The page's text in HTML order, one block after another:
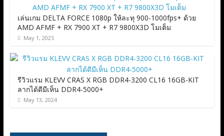
เล่นเกม DELTA FORCE 1080p ให้ละทุ 900-1000fps+ ด้วย
AMD AFMF + RX 7900 XT + R7 9800X3D โมเต็ม
May 1, 2025
รีวิวแรม KLEVV CRAS X RGB DDR4-3200 CL16 16GB-KIT
ลากได้ดีมีเห็น DDR4-5000+
May 13, 2024